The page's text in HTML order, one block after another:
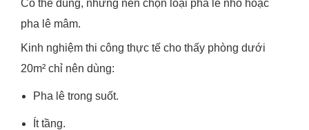
Có thể dùng, nhưng nên chọn loại pha lê nhỏ hoặc
pha lê mâm.
Kinh nghiệm thi công thực tế cho thấy phòng dưới
20m² chỉ nên dùng:
Pha lê trong suốt.
Ít tầng.